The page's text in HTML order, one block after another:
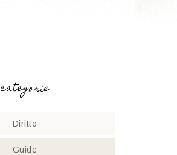
categorie
Diritto
Guide